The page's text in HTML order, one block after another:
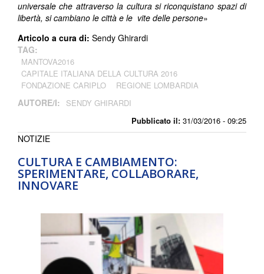
Pubblicato il: 31/03/2016 - 09:25
universale che attraverso la cultura si riconquistano spazi di
libertà, si cambiano le città e le vite delle persone»
Articolo a cura di: Sendy Ghirardi
TAG:
MANTOVA2016
CAPITALE ITALIANA DELLA CULTURA 2016
FONDAZIONE CARIPLO
REGIONE LOMBARDIA
AUTORE/I: SENDY GHIRARDI
CULTURA E CAMBIAMENTO:
SPERIMENTARE, COLLABORARE,
INNOVARE
NOTIZIE